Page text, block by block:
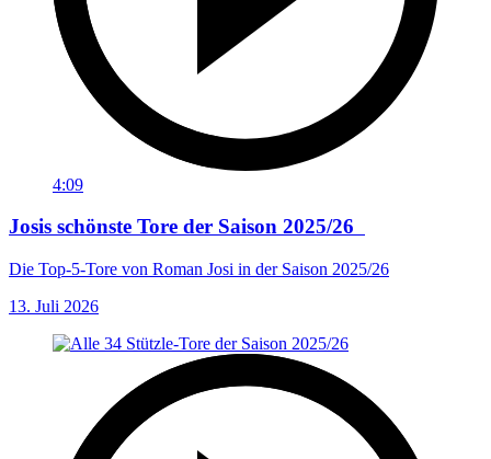
4:09
Josis schönste Tore der Saison 2025/26
Die Top-5-Tore von Roman Josi in der Saison 2025/26
13. Juli 2026